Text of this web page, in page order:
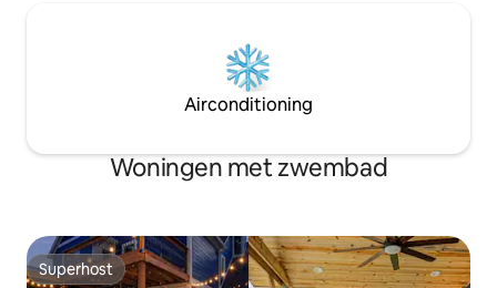
Airconditioning
Woningen met zwembad
Superhost
Superhost